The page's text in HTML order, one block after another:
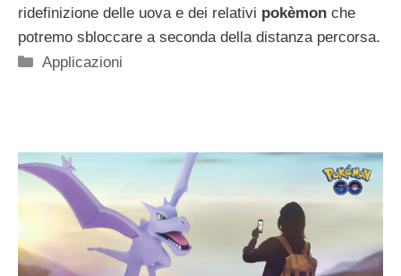
ridefinizione delle uova e dei relativi pokèmon che
potremo sbloccare a seconda della distanza percorsa.
Categorie
Applicazioni